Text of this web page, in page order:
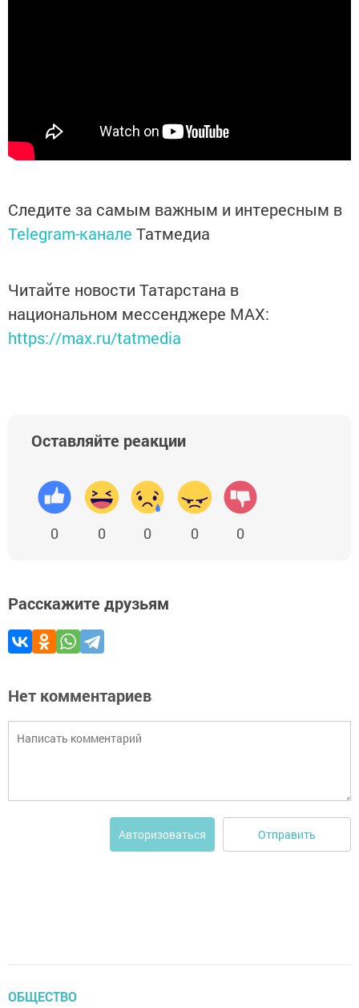
Следите за самым важным и интересным в
Telegram-канале Татмедиа
Читайте новости Татарстана в
национальном мессенджере MАХ:
https://max.ru/tatmedia
Оставляйте реакции
0 0 0 0 0
Расскажите друзьям
Нет комментариев
Авторизоваться Отправить
ОБЩЕСТВО